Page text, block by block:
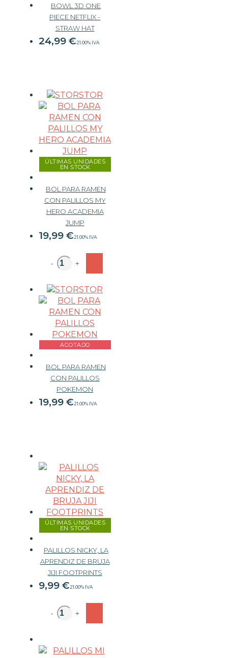
BOWL 3D ONE
PIECE NETFLIX -
STRAW HAT
24,99 €21.00% IVA
STOR
ÚLTIMAS UNIDADES
EN STOCK
BOL PARA RAMEN
CON PALILLOS MY
HERO ACADEMIA
JUMP
19,99 €21.00% IVA
- +
STOR
AGOTADO
BOL PARA RAMEN
CON PALILLOS
POKEMON
19,99 €21.00% IVA
ÚLTIMAS UNIDADES
EN STOCK
PALILLOS NICKY, LA
APRENDIZ DE BRUJA
JIJI FOOTPRINTS
9,99 €21.00% IVA
- +